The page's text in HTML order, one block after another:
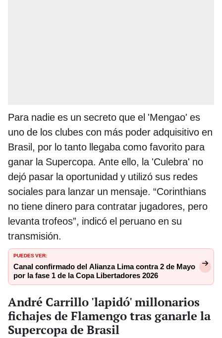
Para nadie es un secreto que el 'Mengao' es
uno de los clubes con más poder adquisitivo en
Brasil, por lo tanto llegaba como favorito para
ganar la Supercopa. Ante ello, la 'Culebra' no
dejó pasar la oportunidad y utilizó sus redes
sociales para lanzar un mensaje. “Corinthians
no tiene dinero para contratar jugadores, pero
levanta trofeos”, indicó el peruano en su
transmisión.
PUEDES VER:
Canal confirmado del Alianza Lima contra 2 de Mayo
por la fase 1 de la Copa Libertadores 2026
André Carrillo 'lapidó' millonarios
fichajes de Flamengo tras ganarle la
Supercopa de Brasil